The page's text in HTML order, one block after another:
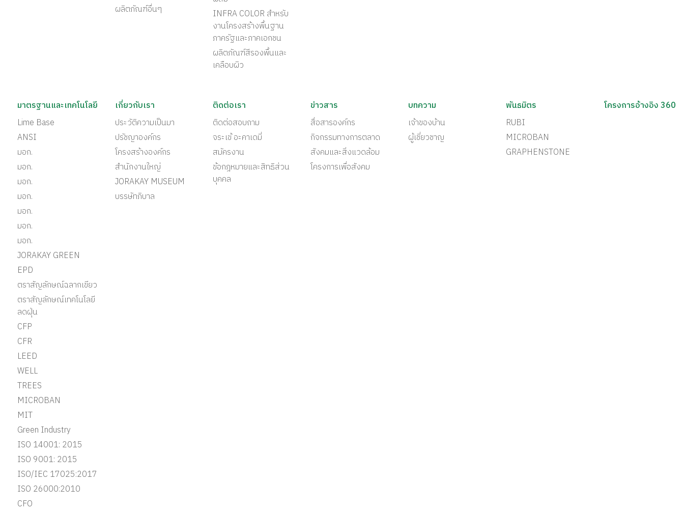
ผลิตภัณฑ์อื่นๆ
INFRA COLOR สำหรับ
งานโครงสร้างพื้นฐาน
ภาครัฐและภาคเอกชน
ผลิตภัณฑ์สีรองพื้นและ
เคลือบผิว
มาตรฐานและเทคโนโลยี
Lime Base
ANSI
มอก.
มอก.
มอก.
มอก.
มอก.
มอก.
มอก.
JORAKAY GREEN
EPD
ตราสัญลักษณ์ฉลากเขียว
ตราสัญลักษณ์เทคโนโลยี
ลดฝุ่น
CFP
CFR
LEED
WELL
TREES
MICROBAN
MIT
Green Industry
ISO 14001: 2015
ISO 9001: 2015
ISO/IEC 17025:2017
ISO 26000:2010
CFO
เกี่ยวกับเรา
ประวัติความเป็นมา
ปรัชญาองค์กร
โครงสร้างองค์กร
สำนักงานใหญ่
JORAKAY MUSEUM
บรรษัทภิบาล
ติดต่อเรา
ติดต่อสอบถาม
จระเข้ อะคาเดมี่
สมัครงาน
ข้อกฎหมายและสิทธิส่วน
บุคคล
ข่าวสาร
สื่อสารองค์กร
กิจกรรมทางการตลาด
สังคมและสิ่งแวดล้อม
โครงการเพื่อสังคม
บทความ
เจ้าของบ้าน
ผู้เชี่ยวชาญ
พันธมิตร
RUBI
MICROBAN
GRAPHENSTONE
โครงการอ้างอิง 360